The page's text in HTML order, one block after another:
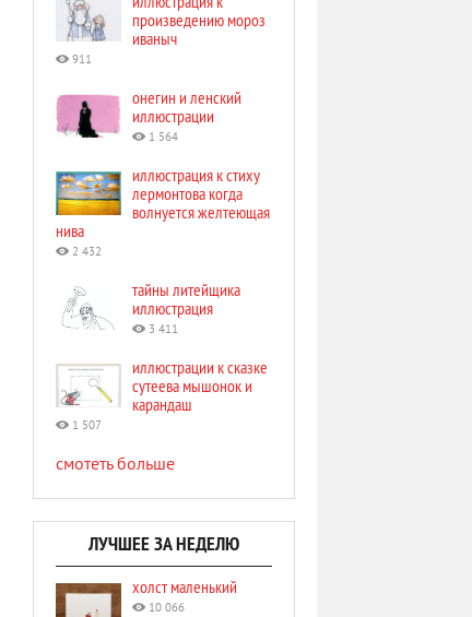
произведению мороз
иваныч
911
онегин и ленский
иллюстрации
1 564
иллюстрация к стиху
лермонтова когда
волнуется желтеющая
нива
2 432
тайны литейщика
иллюстрация
3 411
иллюстрации к сказке
сутеева мышонок и
карандаш
1 507
смотеть больше
ЛУЧШЕЕ ЗА НЕДЕЛЮ
холст маленький
10 066